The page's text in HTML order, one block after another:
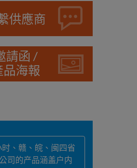
供應商
請函 /
品海報
、赣、皖、闽四省
司的产品涵盖户内